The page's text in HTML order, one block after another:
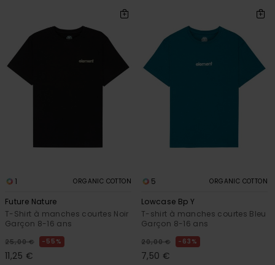
1 ORGANIC COTTON
Future Nature
T-Shirt à manches courtes Noir
Garçon 8-16 ans
25,00 € 55%
11,25 €
5 ORGANIC COTTON
Lowcase Bp Y
T-shirt à manches courtes Bleu
Garçon 8-16 ans
20,00 € 63%
7,50 €